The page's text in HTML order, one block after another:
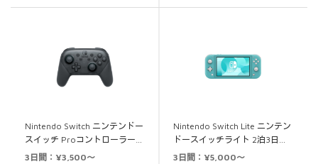
Nintendo Switch ニンテンドー
スイッチ Proコントローラー…
3日間：¥3,500～
Nintendo Switch Lite ニンテン
ドースイッチライト 2泊3日…
3日間：¥5,000～